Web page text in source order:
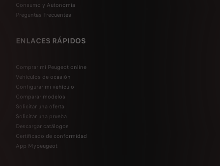
Consumo y Autonomía
Preguntas Frecuentes
ENLACES RÁPIDOS
Comprar mi Peugeot online
Vehículos de ocasión
Configurar mi vehículo
Comparar modelos
Solicitar una oferta
Solicitar una prueba
Descargar catálogos
Certificado de conformidad
App Mypeugeot